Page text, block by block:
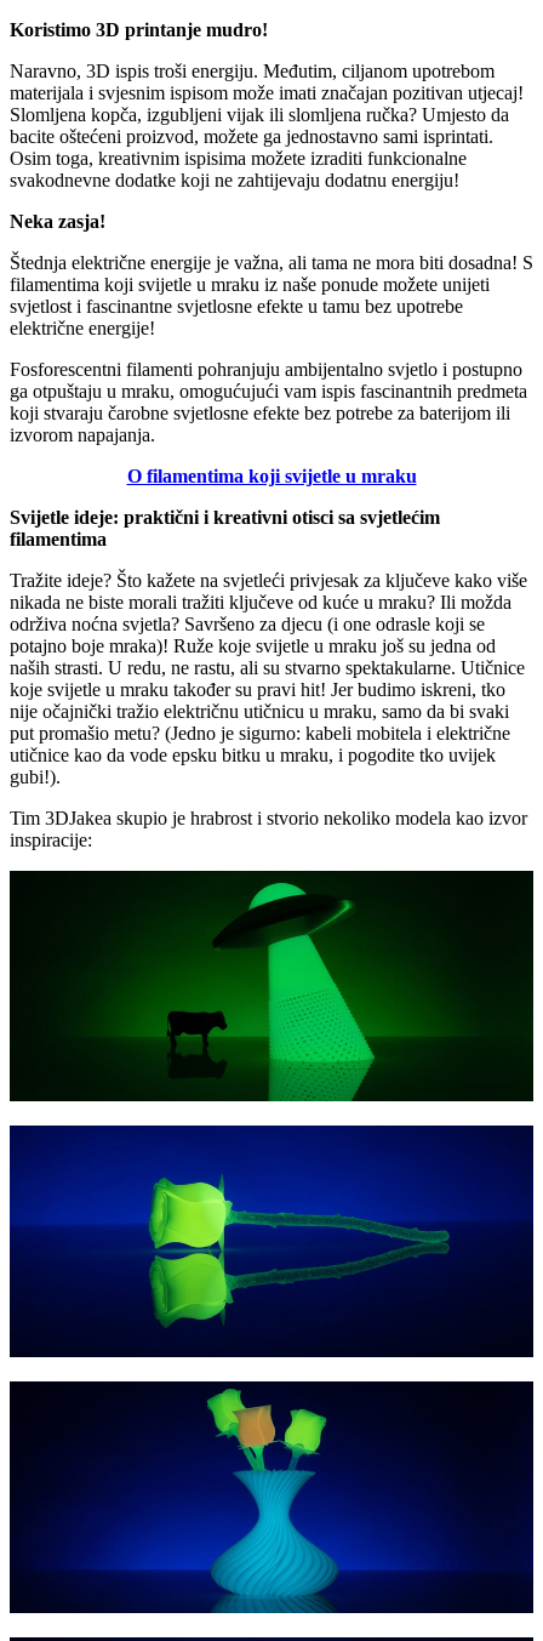
Koristimo 3D printanje mudro!
Naravno, 3D ispis troši energiju. Međutim, ciljanom upotrebom
materijala i svjesnim ispisom može imati značajan pozitivan utjecaj!
Slomljena kopča, izgubljeni vijak ili slomljena ručka? Umjesto da
bacite oštećeni proizvod, možete ga jednostavno sami isprintati.
Osim toga, kreativnim ispisima možete izraditi funkcionalne
svakodnevne dodatke koji ne zahtijevaju dodatnu energiju!
Neka zasja!
Štednja električne energije je važna, ali tama ne mora biti dosadna! S
filamentima koji svijetle u mraku iz naše ponude možete unijeti
svjetlost i fascinantne svjetlosne efekte u tamu bez upotrebe
električne energije!
Fosforescentni filamenti pohranjuju ambijentalno svjetlo i postupno
ga otpuštaju u mraku, omogućujući vam ispis fascinantnih predmeta
koji stvaraju čarobne svjetlosne efekte bez potrebe za baterijom ili
izvorom napajanja.
O filamentima koji svijetle u mraku
Svijetle ideje: praktični i kreativni otisci sa svjetlećim
filamentima
Tražite ideje? Što kažete na svjetleći privjesak za ključeve kako više
nikada ne biste morali tražiti ključeve od kuće u mraku? Ili možda
održiva noćna svjetla? Savršeno za djecu (i one odrasle koji se
potajno boje mraka)! Ruže koje svijetle u mraku još su jedna od
naših strasti. U redu, ne rastu, ali su stvarno spektakularne. Utičnice
koje svijetle u mraku također su pravi hit! Jer budimo iskreni, tko
nije očajnički tražio električnu utičnicu u mraku, samo da bi svaki
put promašio metu? (Jedno je sigurno: kabeli mobitela i električne
utičnice kao da vode epsku bitku u mraku, i pogodite tko uvijek
gubi!).
Tim 3DJakea skupio je hrabrost i stvorio nekoliko modela kao izvor
inspiracije: